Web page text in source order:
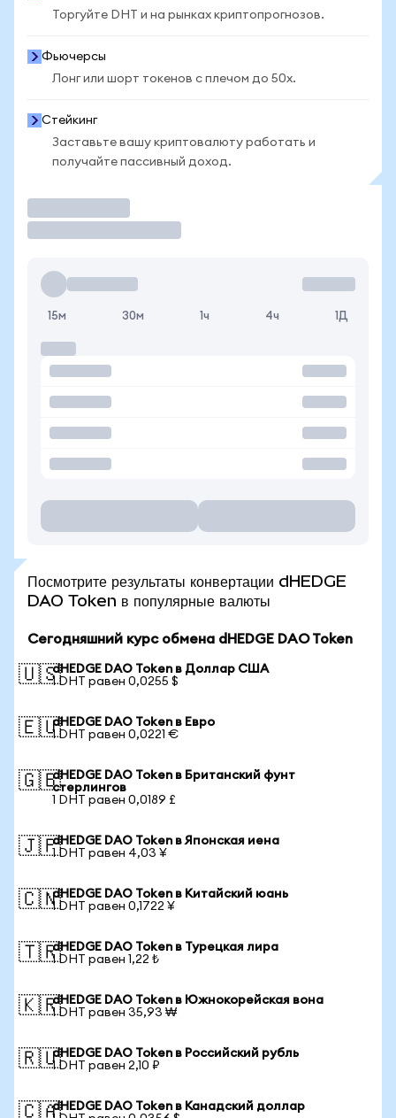
Торгуйте DHT и на рынках криптопрогнозов.
Фьючерсы
Лонг или шорт токенов с плечом до 50x.
Стейкинг
Заставьте вашу криптовалюту работать и
получайте пассивный доход.
15м 30м 1ч 4ч 1Д
Посмотрите результаты конвертации dHEDGE
DAO Token в популярные валюты
Сегодняшний курс обмена dHEDGE DAO Token
🇺🇸dHEDGE DAO Token в Доллар США
1 DHT равен 0,0255 $
🇪🇺dHEDGE DAO Token в Евро
1 DHT равен 0,0221 €
🇬🇧dHEDGE DAO Token в Британский фунт
стерлингов
1 DHT равен 0,0189 £
🇯🇵dHEDGE DAO Token в Японская иена
1 DHT равен 4,03 ¥
🇨🇳dHEDGE DAO Token в Китайский юань
1 DHT равен 0,1722 ¥
🇹🇷dHEDGE DAO Token в Турецкая лира
1 DHT равен 1,22 ₺
🇰🇷dHEDGE DAO Token в Южнокорейская вона
1 DHT равен 35,93 ₩
🇷🇺dHEDGE DAO Token в Российский рубль
1 DHT равен 2,10 ₽
🇨🇦dHEDGE DAO Token в Канадский доллар